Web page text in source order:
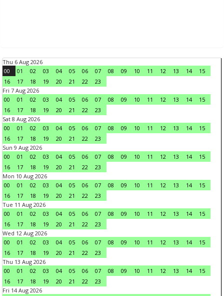
Thu 6 Aug 2026
00
01 02 03 04 05 06 07 08 09 10 11 12 13 14
15
16
17 18 19 20 21 22
23
Fri 7 Aug 2026
00
01 02 03 04 05 06 07 08 09 10 11 12 13 14
15
16
17 18 19 20 21 22
23
Sat 8 Aug 2026
00
01 02 03 04 05 06 07 08 09 10 11 12 13 14
15
16
17 18 19 20 21 22
23
Sun 9 Aug 2026
00
01 02 03 04 05 06 07 08 09 10 11 12 13 14
15
16
17 18 19 20 21 22
23
Mon 10 Aug 2026
00
01 02 03 04 05 06 07 08 09 10 11 12 13 14
15
16
17 18 19 20 21 22
23
Tue 11 Aug 2026
00
01 02 03 04 05 06 07 08 09 10 11 12 13 14
15
16
17 18 19 20 21 22
23
Wed 12 Aug 2026
00
01 02 03 04 05 06 07 08 09 10 11 12 13 14
15
16
17 18 19 20 21 22
23
Thu 13 Aug 2026
00
01 02 03 04 05 06 07 08 09 10 11 12 13 14
15
16
17 18 19 20 21 22
23
Fri 14 Aug 2026